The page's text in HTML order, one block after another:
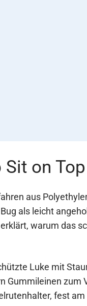
Sit on
aus
als leicht
warum das
Luke mit
Gummileinen zum
fest